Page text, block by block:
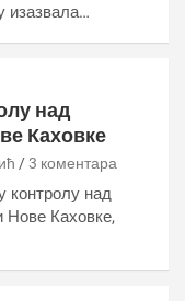
изазвала…
над
Каховке
3 коментара
контролу над
Нове Каховке,